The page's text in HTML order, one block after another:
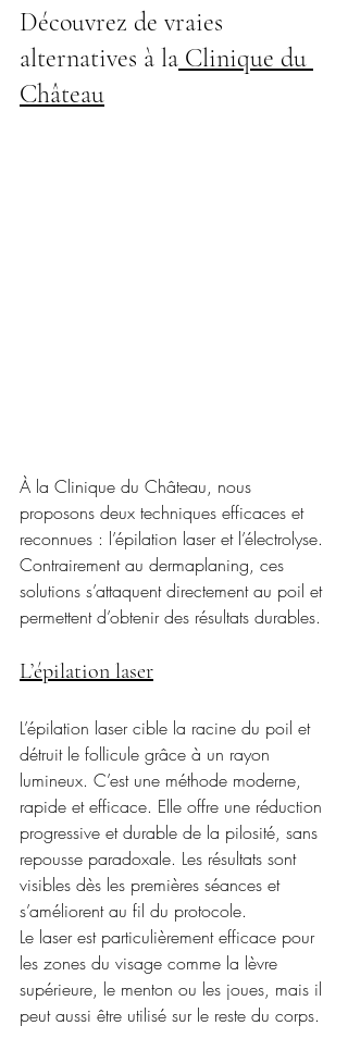
Découvrez de vraies
alternatives à la Clinique du
Château
À la Clinique du Château, nous
proposons deux techniques efficaces et
reconnues : l’épilation laser et l’électrolyse.
Contrairement au dermaplaning, ces
solutions s’attaquent directement au poil et
permettent d’obtenir des résultats durables.
L’épilation laser
L’épilation laser cible la racine du poil et
détruit le follicule grâce à un rayon
lumineux. C’est une méthode moderne,
rapide et efficace. Elle offre une réduction
progressive et durable de la pilosité, sans
repousse paradoxale. Les résultats sont
visibles dès les premières séances et
s’améliorent au fil du protocole.
Le laser est particulièrement efficace pour
les zones du visage comme la lèvre
supérieure, le menton ou les joues, mais il
peut aussi être utilisé sur le reste du corps.